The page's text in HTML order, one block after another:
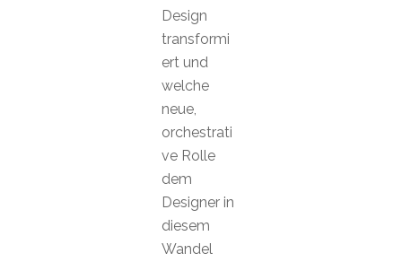
Design
transformi
ert und
welche
neue,
orchestrati
ve Rolle
dem
Designer in
diesem
Wandel